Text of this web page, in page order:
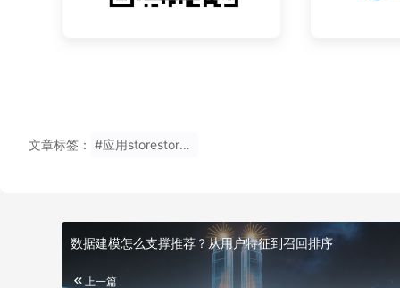
文章标签： #应用storestore无输邀请码注册
数据建模怎么支撑推荐？从用户特征到召回排序
上一篇